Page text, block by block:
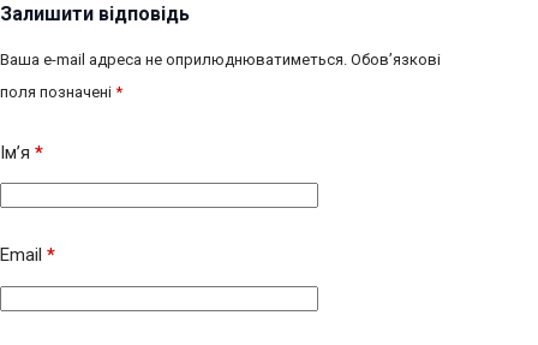
Залишити відповідь
Ваша e-mail адреса не оприлюднюватиметься. Обов’язкові
поля позначені *
Ім’я *
Email *